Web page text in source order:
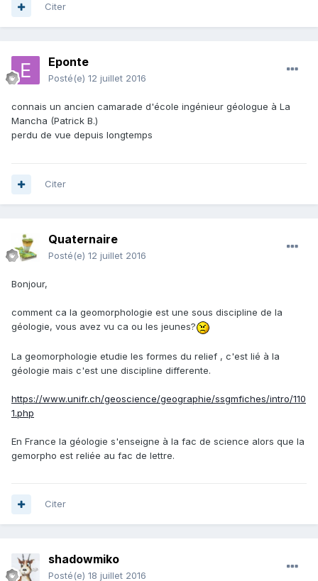
Citer
Eponte
Posté(e) 12 juillet 2016
connais un ancien camarade d'école ingénieur géologue à La
Mancha (Patrick B.)
perdu de vue depuis longtemps
Citer
Quaternaire
Posté(e) 12 juillet 2016
Bonjour,
comment ca la geomorphologie est une sous discipline de la
géologie, vous avez vu ca ou les jeunes?
La geomorphologie etudie les formes du relief , c'est lié à la
géologie mais c'est une discipline differente.
https://www.unifr.ch/geoscience/geographie/ssgmfiches/intro/110
1.php
En France la géologie s'enseigne à la fac de science alors que la
gemorpho est reliée au fac de lettre.
Citer
shadowmiko
Posté(e) 18 juillet 2016